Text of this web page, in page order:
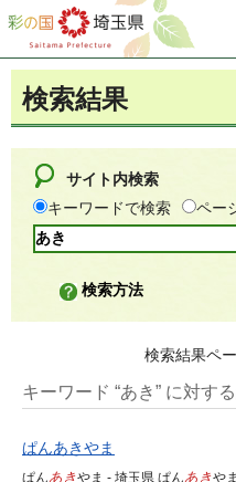
彩の国 埼玉県
検索結果
サイト内検索
キーワードで検索
ペー
検索方法
検索結果ペ
キーワード “あき” に対す
ぱんあきやま
ぱんあきやま - 埼玉県 ぱんあきや